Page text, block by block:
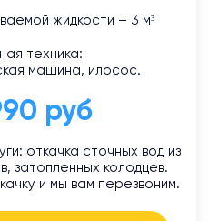
жидкости – 3 м³
техника:
машина, илосос.
руб
откачка сточных вод из
затопленных колодцев.
и мы вам перезвоним.